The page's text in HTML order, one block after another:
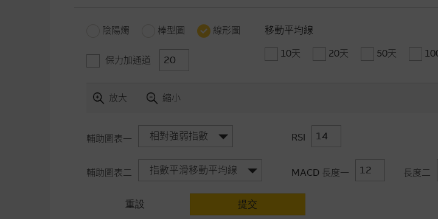
陰陽燭 棒型圖 線形圖
保力加通道
移動平均線
10天 20天 50天
放大 縮小
輔助圖表一 相對強弱指數 RSI
輔助圖表二 指數平滑移動平均線 MACD 長度一 長度二
重設 提交